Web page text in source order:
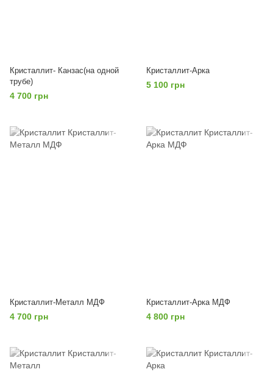
Кристаллит- Канзас(на одной
трубе)
4 700 грн
Кристаллит-Арка
5 100 грн
Кристаллит-Металл МДФ
4 700 грн
Кристаллит-Арка МДФ
4 800 грн